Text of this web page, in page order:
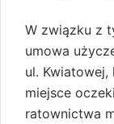
W związku z
umowa
ul.
miejsce
ratownictwa